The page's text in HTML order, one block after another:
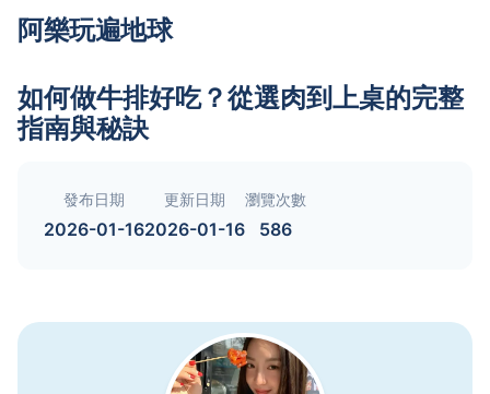
阿樂玩遍地球
如何做牛排好吃？從選肉到上桌的完整
指南與秘訣
發布日期
2026-01-16
更新日期
2026-01-16
瀏覽次數
586